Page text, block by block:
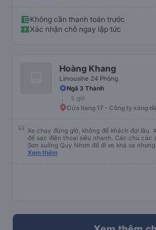
trung chuyển và lên xe lớn thì luôn hỗ trợ
có cả bánh và sữa miễn phí cho khách còn
mền, gối và đặc biệt là có gối ôm. Nchung
Không cần thanh toán trước
Xác nhận chỗ ngay lập tức
Hoàng Khang
Limousine 24 Phòng
Ngã 3 Thành
5 giờ
Cửa hàng 17 - Công ty xăng
Xe chạy đúng giờ, không để khách đợi lâu.
để sạc điện thoại siêu nhanh. Các chú các
Sơn xuống Quy Nhơn để đi xe khá xa
chung.
Xem thêm